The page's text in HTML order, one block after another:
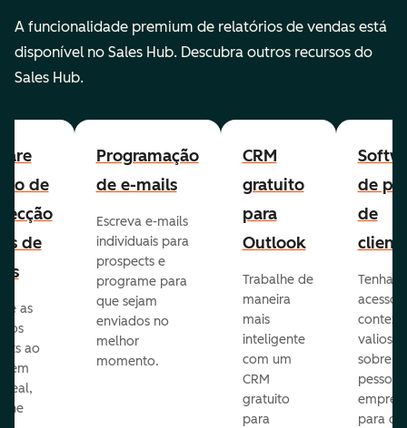
A funcionalidade premium de relatórios de vendas está
disponível no Sales Hub. Descubra outros recursos do
Sales Hub.
de
de
as
ao
em
real,
Programação
de e-mails
Escreva e-mails
individuais para
prospects e
programe para
que sejam
enviados no
melhor
momento.
CRM
gratuito
para
Outlook
Trabalhe de
maneira
mais
inteligente
com um
CRM
gratuito
para
de
de
Tenha
acesso
valioso
sobre as
para